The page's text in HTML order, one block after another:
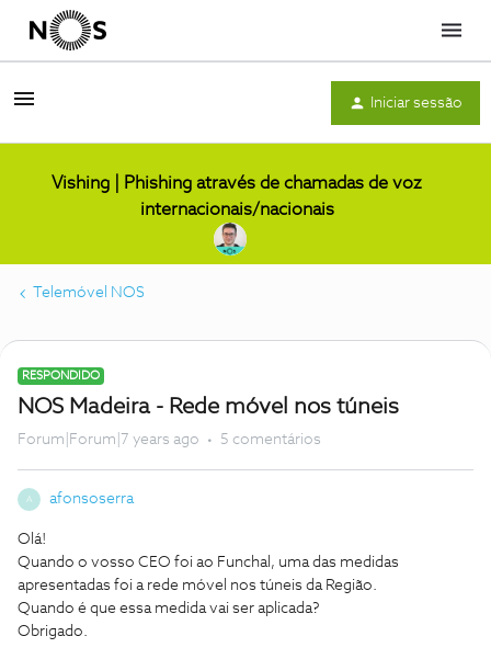
Menu
Iniciar sessão
Vishing | Phishing através de chamadas de voz
internacionais/nacionais
Telemóvel NOS
RESPONDIDO
NOS Madeira - Rede móvel nos túneis
Forum|Forum|7 years ago 5 comentários
A afonsoserra
Olá!
Quando o vosso CEO foi ao Funchal, uma das medidas
apresentadas foi a rede móvel nos túneis da Região.
Quando é que essa medida vai ser aplicada?
Obrigado.